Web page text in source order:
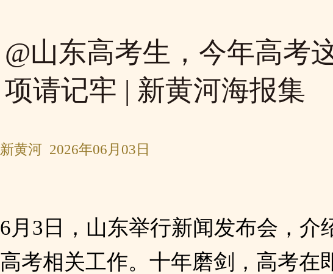
@山东高考生，今年高考
项请记牢 | 新黄河海报集
新黄河 2026年06月03日
6月3日，山东举行新闻发布会，介
高考相关工作。十年磨剑，高考在